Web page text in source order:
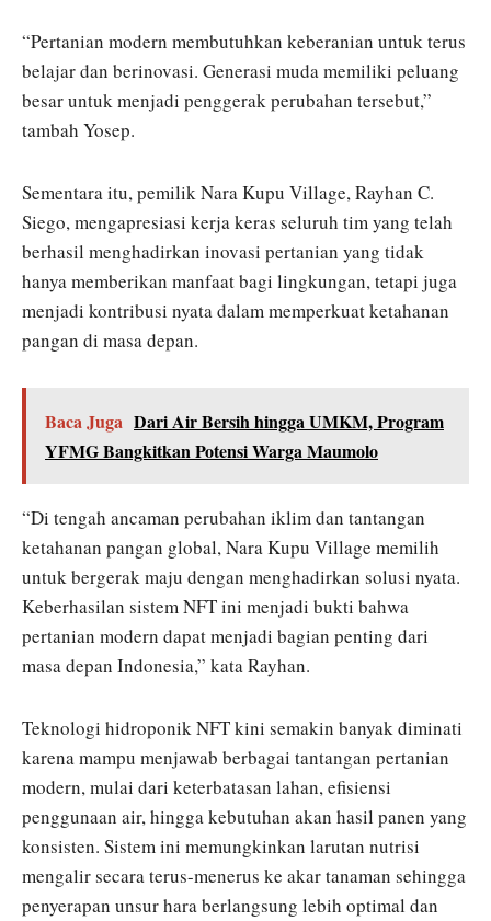
“Pertanian modern membutuhkan keberanian untuk terus
belajar dan berinovasi. Generasi muda memiliki peluang
besar untuk menjadi penggerak perubahan tersebut,”
tambah Yosep.
Sementara itu, pemilik Nara Kupu Village, Rayhan C.
Siego, mengapresiasi kerja keras seluruh tim yang telah
berhasil menghadirkan inovasi pertanian yang tidak
hanya memberikan manfaat bagi lingkungan, tetapi juga
menjadi kontribusi nyata dalam memperkuat ketahanan
pangan di masa depan.
Baca Juga Dari Air Bersih hingga UMKM, Program
YFMG Bangkitkan Potensi Warga Maumolo
“Di tengah ancaman perubahan iklim dan tantangan
ketahanan pangan global, Nara Kupu Village memilih
untuk bergerak maju dengan menghadirkan solusi nyata.
Keberhasilan sistem NFT ini menjadi bukti bahwa
pertanian modern dapat menjadi bagian penting dari
masa depan Indonesia,” kata Rayhan.
Teknologi hidroponik NFT kini semakin banyak diminati
karena mampu menjawab berbagai tantangan pertanian
modern, mulai dari keterbatasan lahan, efisiensi
penggunaan air, hingga kebutuhan akan hasil panen yang
konsisten. Sistem ini memungkinkan larutan nutrisi
mengalir secara terus-menerus ke akar tanaman sehingga
penyerapan unsur hara berlangsung lebih optimal dan